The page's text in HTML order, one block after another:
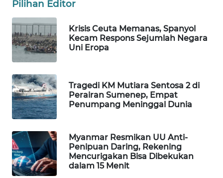
Pilihan Editor
Krisis Ceuta Memanas, Spanyol
Kecam Respons Sejumlah Negara
Uni Eropa
Tragedi KM Mutiara Sentosa 2 di
Perairan Sumenep, Empat
Penumpang Meninggal Dunia
Myanmar Resmikan UU Anti-
Penipuan Daring, Rekening
Mencurigakan Bisa Dibekukan
dalam 15 Menit
WAHANANEWS
CO ID
WAHANANEWS
NET
WAHANA
SPORT
WAHANA
UMKM
WAHANA